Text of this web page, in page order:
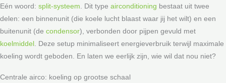
Eén woord: split-systeem . Dit type airconditioning bestaat uit twee
delen: een binnenunit (die koele lucht blaast waar jij het wilt) en een
buitenunit (de condensor), verbonden door pijpen gevuld met
koelmiddel . Deze setup minimaliseert energieverbruik terwijl maximale
koeling wordt geboden. En laten we eerlijk zijn, wie wil dat nou niet?
Centrale airco: koeling op grootse schaal